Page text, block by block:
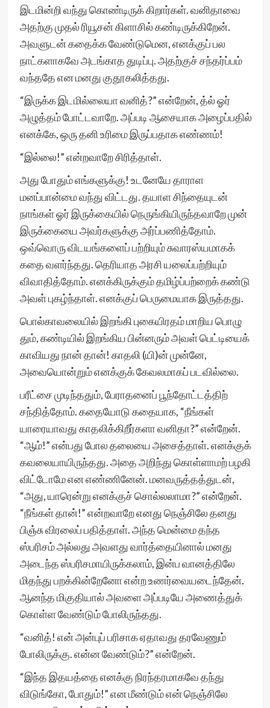
இடமின்றி வந்து கொண்டிருக் கிறார்கள். வனிதாவை
அதற்கு முதல் ரியூசன் கிளாசில் கண்டிருக்கிறேன்.
அவளுடன் கதைக்க வேண்டுமென, எனக்குப் பல
நாட்களாகவே அடங்காத துடிப்பு. அதற்குச் சந்தர்ப்பம்
வந்ததே என மனது குதூகலித்தது.
“இருக்க இடமில்லையா வனித்?” என்றேன், த்ல் ஓர்
அழுத்தம் போட்டவாறே. அப்படி ஆசையாக அழைப்பதில்
எனக்கே, ஒரு தனி உரிமை இருப்பதாக எண்ணம்!
“இல்லை!” என்றவாறே சிரித்தாள்.
அது போதும் எங்களுக்கு! உடனேயே தாராள
மனப்பான்மை வந்து விட்டது. தயாள சிந்தையுடன்
நாங்கள் ஓர் இருக்கையில் நெருங்கியிருந்தவாறே முன்
இருக்கையை அவர்களுக்கு அர்ப்பணித்தோம்.
ஒவ்வொரு விடயங்களைப் பற்றியும் சுவாரஸ்யமாகக்
கதை வளர்ந்தது. தெரியாத அரசி யலைப்பற்றியும்
விவாதித்தோம். எனக்கிருக்கும் தமிழ்ப்பற்றைக் கண்டு
அவள் புகழ்ந்தாள். எனக்குப் பெருமையாக இருத்தது.
பொல்காவலையில் இறங்கி புகையிரதம் மாறிய பொழு
தும், கண்டியில் இறங்கிய பின்னரும் அவள் பெட்டியைக்
காவியது நான் தான்! காதலி (யி)ன் முன்னே,
அவையொன்றும் எனக்குக் கேவலமாகப் படவில்லை.
பரீட்சை முடிந்ததும், பேராதனைப் பூந்தோட்டத்திற்
சந்தித்தோம். கதையோடு கதையாக, “நீங்கள்
யாரையாவது காதலிக்கிறீர்களா வனிதா?” என்றேன்.
“ஆம்!” என்பது போல தலையை அசைத்தாள். எனக்குக்
கவலையாயிருந்தது. அதை அறிந்து கொள்ளாமற் பழகி
விட்டோமே என எண்ணினேன். மனவருத்தத்துடன்,
“அது, யாரென்று எனக்குச் சொல்லலாமா?” என்றேன்.
“நீங்கள் தான்!” என்றவாறே எனது நெஞ்சிலே தனது
பிஞ்சு விரலைப் பதித்தாள். அந்த மென்மை தந்த
ஸ்பரிசம் அல்லது அவளது வார்த்தையினால் மனது
அடைந்த ஸ்பரிசமாயிருக்கலாம், இன்ப வானத்திலே
மிதந்து பறக்கின்றேனோ என்ற உணர்வையடைந்தேன்.
ஆனந்த மிகுதியால் அவளை அப்படியே அணைத்துக்
கொள்ள வேண்டும் போலிருந்தது.
“வனித்! என் அன்புப் பரிசாக ஏதாவது தரவேணும்
போலிருக்கு. என்ன வேண்டும்?” என்றேன்.
“இந்த இதயத்தை எனக்கு நிரந்தரமாகவே தந்து
விடுங்கோ, போதும்!” என மீண்டும் என் நெஞ்சிலே